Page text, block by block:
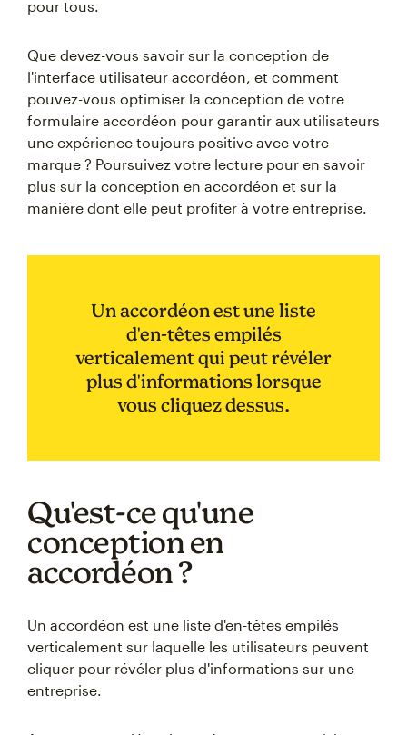
pour tous.
Que devez-vous savoir sur la conception de
l'interface utilisateur accordéon, et comment
pouvez-vous optimiser la conception de votre
formulaire accordéon pour garantir aux utilisateurs
une expérience toujours positive avec votre
marque ? Poursuivez votre lecture pour en savoir
plus sur la conception en accordéon et sur la
manière dont elle peut profiter à votre entreprise.
Un accordéon est une liste
d'en-têtes empilés
verticalement qui peut révéler
plus d'informations lorsque
vous cliquez dessus.
Qu'est-ce qu'une
conception en
accordéon ?
Un accordéon est une liste d'en-têtes empilés
verticalement sur laquelle les utilisateurs peuvent
cliquer pour révéler plus d'informations sur une
entreprise.